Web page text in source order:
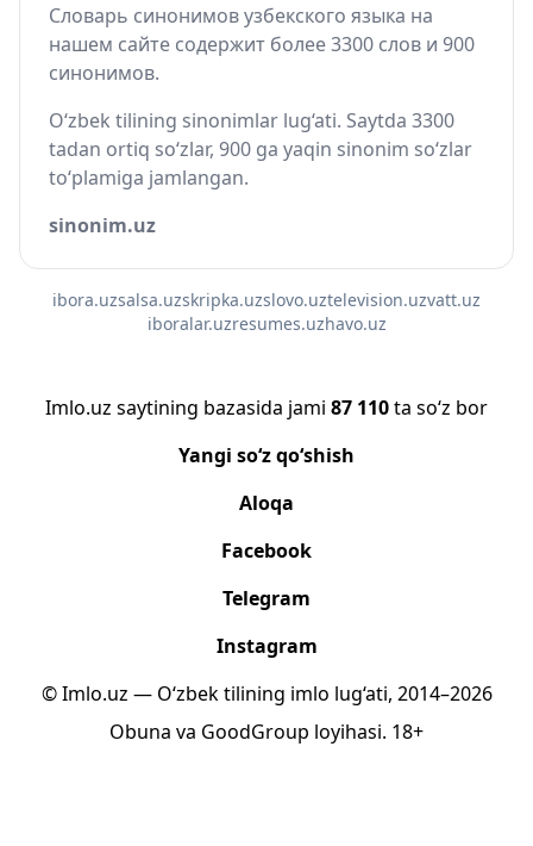
Словарь синонимов узбекского языка на
нашем сайте содержит более 3300 слов и 900
синонимов.
O‘zbek tilining sinonimlar lug‘ati. Saytda 3300
tadan ortiq so‘zlar, 900 ga yaqin sinonim so‘zlar
to‘plamiga jamlangan.
sinonim.uz
ibora.uzsalsa.uzskripka.uzslovo.uztelevision.uzvatt.uz
iboralar.uzresumes.uzhavo.uz
Imlo.uz saytining bazasida jami 87 110ta so‘z bor
Yangi so‘z qo‘shish
Aloqa
Facebook
Telegram
Instagram
© Imlo.uz — O‘zbek tilining imlo lug‘ati, 2014–2026
Obuna va GoodGroup loyihasi. 18+